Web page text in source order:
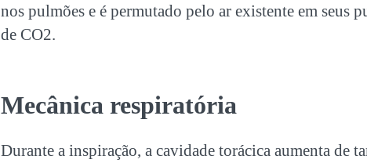
nos pulmões e é permutado pelo ar existente em seus
de CO2.
Mecânica respiratória
Durante a inspiração, a cavidade torácica aumenta de